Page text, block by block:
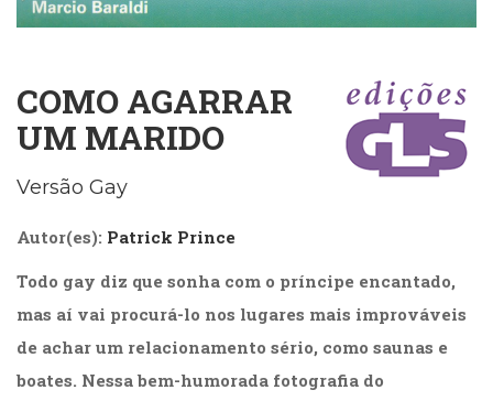
Movimento
(222)
Criatividade
Culinária,
(14)
Negócios
Educação
(278)
Educação
COMO AGARRAR
UM MARIDO
Versão Gay
Autor(es): Patrick Prince
Todo gay diz que sonha com o príncipe encantado,
mas aí vai procurá-lo nos lugares mais improváveis
de achar um relacionamento sério, como saunas e
boates. Nessa bem-humorada fotografia do